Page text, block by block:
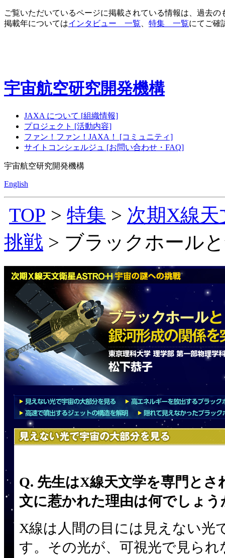
ご覧いただいているページに掲載されている情報は、過去
掲載年についてはインタビュー 一覧 特集 一覧にてご確
宇宙航空研究開発機構
JAXA について [組織情報]
プロジェクト [活動内容]
ファン！ファン！JAXA！ [コミュニティ]
サイトコンシェルジュ [お問い合わせ・FAQ]
宇宙航空研究開発機構
English
TOP > 特集 > 次期X線
挑戦 > ブラックホール
Q. 先生はX線天文学を専門と
文に惹かれた理由は何でしょう
X線は人間の目には見えない光
す。その光が、可視光で見られ